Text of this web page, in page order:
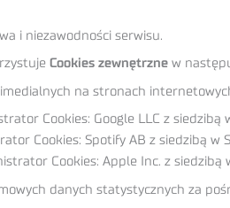
i niezawodności serwisu.
Cookies zewnętrzne w
na stronach
Cookies: Google LLC z siedzibą
Cookies: Spotify AB z siedzibą w
Cookies: Apple Inc. z siedzibą
danych statystycznych za